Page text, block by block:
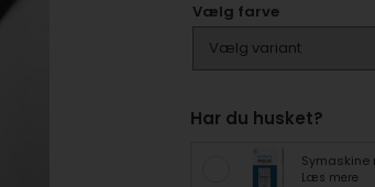
Vælg farve
Har du husket?
Symaskine
Læs mere